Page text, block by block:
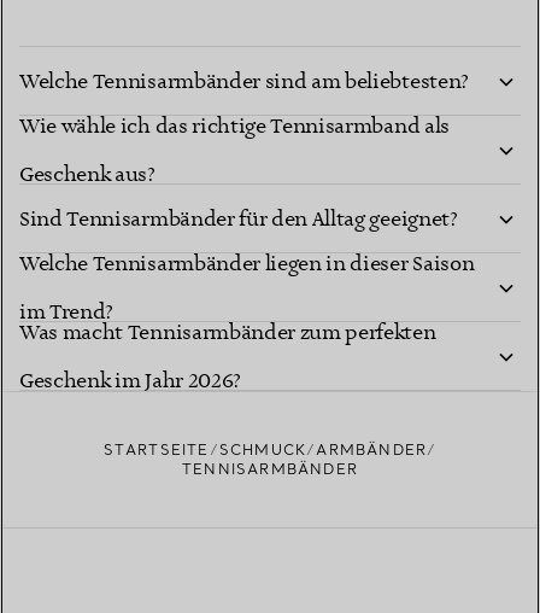
Welche Tennisarmbänder sind am beliebtesten?
Wie wähle ich das richtige Tennisarmband als
Geschenk aus?
Sind Tennisarmbänder für den Alltag geeignet?
Welche Tennisarmbänder liegen in dieser Saison
im Trend?
Was macht Tennisarmbänder zum perfekten
Geschenk im Jahr 2026?
STARTSEITE SCHMUCK
ARMBÄNDER
TENNISARMBÄNDER